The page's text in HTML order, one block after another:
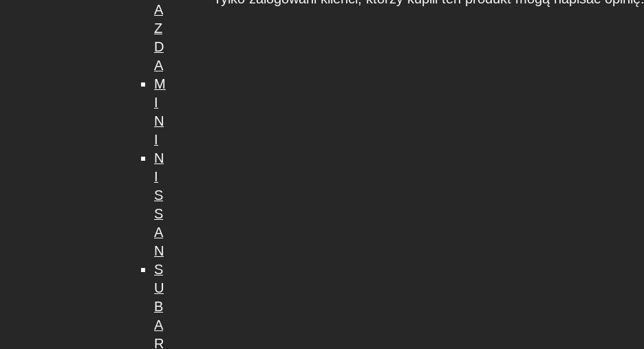
A
Z
D
A
M
I
N
I
N
I
S
S
A
N
S
U
B
A
R